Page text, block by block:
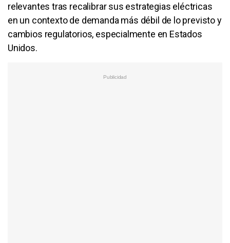
relevantes tras recalibrar sus estrategias eléctricas
en un contexto de demanda más débil de lo previsto y
cambios regulatorios, especialmente en Estados
Unidos.